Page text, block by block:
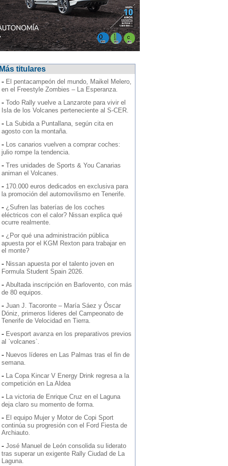
Más titulares
- El pentacampeón del mundo, Maikel Melero,
en el Freestyle Zombies – La Esperanza.
- Todo Rally vuelve a Lanzarote para vivir el
Isla de los Volcanes perteneciente al S-CER.
- La Subida a Puntallana, según cita en
agosto con la montaña.
- Los canarios vuelven a comprar coches:
julio rompe la tendencia.
- Tres unidades de Sports & You Canarias
animan el Volcanes.
- 170.000 euros dedicados en exclusiva para
la promoción del automovilismo en Tenerife.
- ¿Sufren las baterías de los coches
eléctricos con el calor? Nissan explica qué
ocurre realmente.
- ¿Por qué una administración pública
apuesta por el KGM Rexton para trabajar en
el monte?
- Nissan apuesta por el talento joven en
Formula Student Spain 2026.
- Abultada inscripción en Barlovento, con más
de 80 equipos.
- Juan J. Tacoronte – María Sáez y Óscar
Dóniz, primeros líderes del Campeonato de
Tenerife de Velocidad en Tierra.
- Evesport avanza en los preparativos previos
al `volcanes`.
- Nuevos líderes en Las Palmas tras el fin de
semana.
- La Copa Kincar V Energy Drink regresa a la
competición en La Aldea
- La victoria de Enrique Cruz en el Laguna
deja claro su momento de forma.
- El equipo Mujer y Motor de Copi Sport
continúa su progresión con el Ford Fiesta de
Archiauto.
- José Manuel de León consolida su liderato
tras superar un exigente Rally Ciudad de La
Laguna.